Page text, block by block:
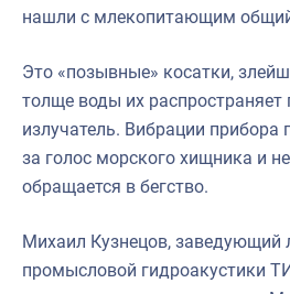
нашли с млекопитающим
Это «позывные» косатки,
толще воды их распространяет
излучатель. Вибрации прибора
за голос морского хищника и
обращается в бегство.
Михаил Кузнецов, заведующий
промысловой гидроакустики